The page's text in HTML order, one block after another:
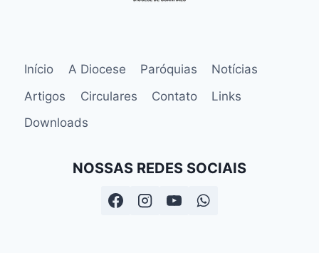
Início A Diocese Paróquias
Notícias
Artigos
Circulares Contato
Links
Downloads
NOSSAS REDES SOCIAIS